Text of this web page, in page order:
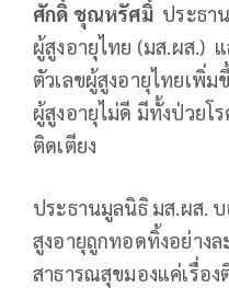
ศักดิ์ ชุณหรัศมิ์ประธา
ผู้สูงอายุไทย (มส.ผส.)
ตัวเลขผู้สูงอายุไทยเพิ่
ผู้สูงอายุไม่ดี มีทั้งป่วยโ
ติดเตียง
ประธานมูลนิธิ มส.ผส.
สูงอายุถูกทอดทิ้งอย่าง
สาธารณสุขมองแค่เรื่อ